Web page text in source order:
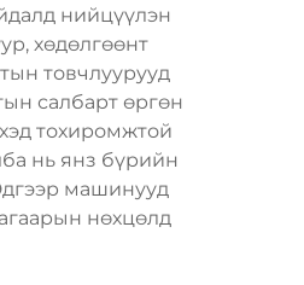
нийцүүлэн
хөдөлгөөнт
товчлуурууд
салбарт өргөн
тохиромжтой
нь янз бүрийн
машинууд
нөхцөлд